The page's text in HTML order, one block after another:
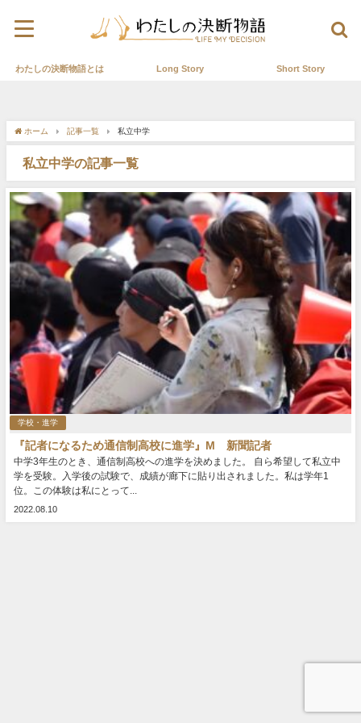
わたしの決断物語とは Long Story Short Story
ホーム 記事一覧 私立中学
私立中学の記事一覧
学校・進学
『記者になるため通信制高校に進学』M 新聞記者
中学3年生のとき、通信制高校への進学を決めました。 自ら希望して私立中
学を受験。入学後の試験で、成績が廊下に貼り出されました。私は学年1
位。この体験は私にとって...
2022.08.10